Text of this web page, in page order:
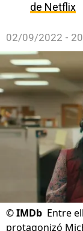
de Netflix
02/09/2022 -
©IMDb Entre
protagonizó